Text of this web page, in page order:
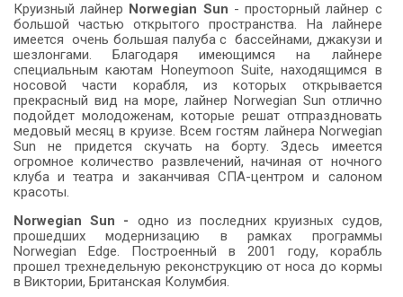
Круизный лайнер Norwegian Sun - просторный лайнер с
большой частью открытого пространства. На лайнере
имеется очень большая палуба с бассейнами, джакузи и
шезлонгами. Благодаря имеющимся на лайнере
специальным каютам Honeymoon Suite, находящимся в
носовой части корабля, из которых открывается
прекрасный вид на море, лайнер Norwegian Sun отлично
подойдет молодоженам, которые решат отпраздновать
медовый месяц в круизе. Всем гостям лайнера Norwegian
Sun не придется скучать на борту. Здесь имеется
огромное количество развлечений, начиная от ночного
клуба и театра и заканчивая СПА-центром и салоном
красоты.
Norwegian Sun - одно из последних круизных судов,
прошедших модернизацию в рамках программы
Norwegian Edge. Построенный в 2001 году, корабль
прошел трехнедельную реконструкцию от носа до кормы
в Виктории, Британская Колумбия.